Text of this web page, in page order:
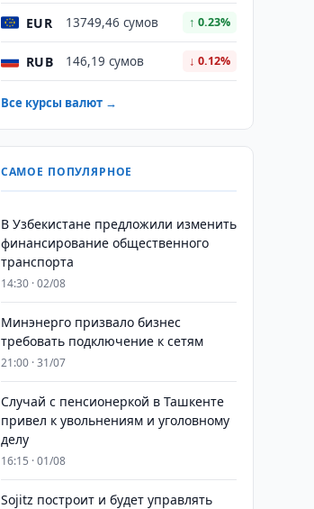
EUR 13749,46 сумов ↑ 0.23%
RUB 146,19 сумов ↓ 0.12%
Все курсы валют →
САМОЕ ПОПУЛЯРНОЕ
В Узбекистане предложили изменить
финансирование общественного
транспорта
14:30 · 02/08
Минэнерго призвало бизнес
требовать подключение к сетям
21:00 · 31/07
Случай с пенсионеркой в Ташкенте
привел к увольнениям и уголовному
делу
16:15 · 01/08
Sojitz построит и будет управлять